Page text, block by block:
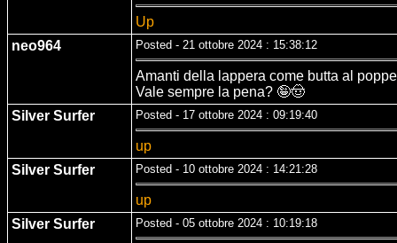
Up
neo964
Posted - 21 ottobre 2024 : 15:38:12
Amanti della lappera come butta al
Vale sempre la pena? 🤪🤠
Silver Surfer
Posted - 17 ottobre 2024 : 09:19:40
up
Silver Surfer
Posted - 10 ottobre 2024 : 14:21:28
up
Silver Surfer
Posted - 05 ottobre 2024 : 10:19:18